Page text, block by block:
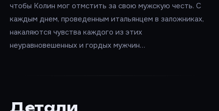
чтобы Колин мог отмстить за свою мужскую честь. С
каждым днем, проведенным итальянцем в заложниках,
накаляются чувства каждого из этих
неуравновешенных и гордых мужчин…